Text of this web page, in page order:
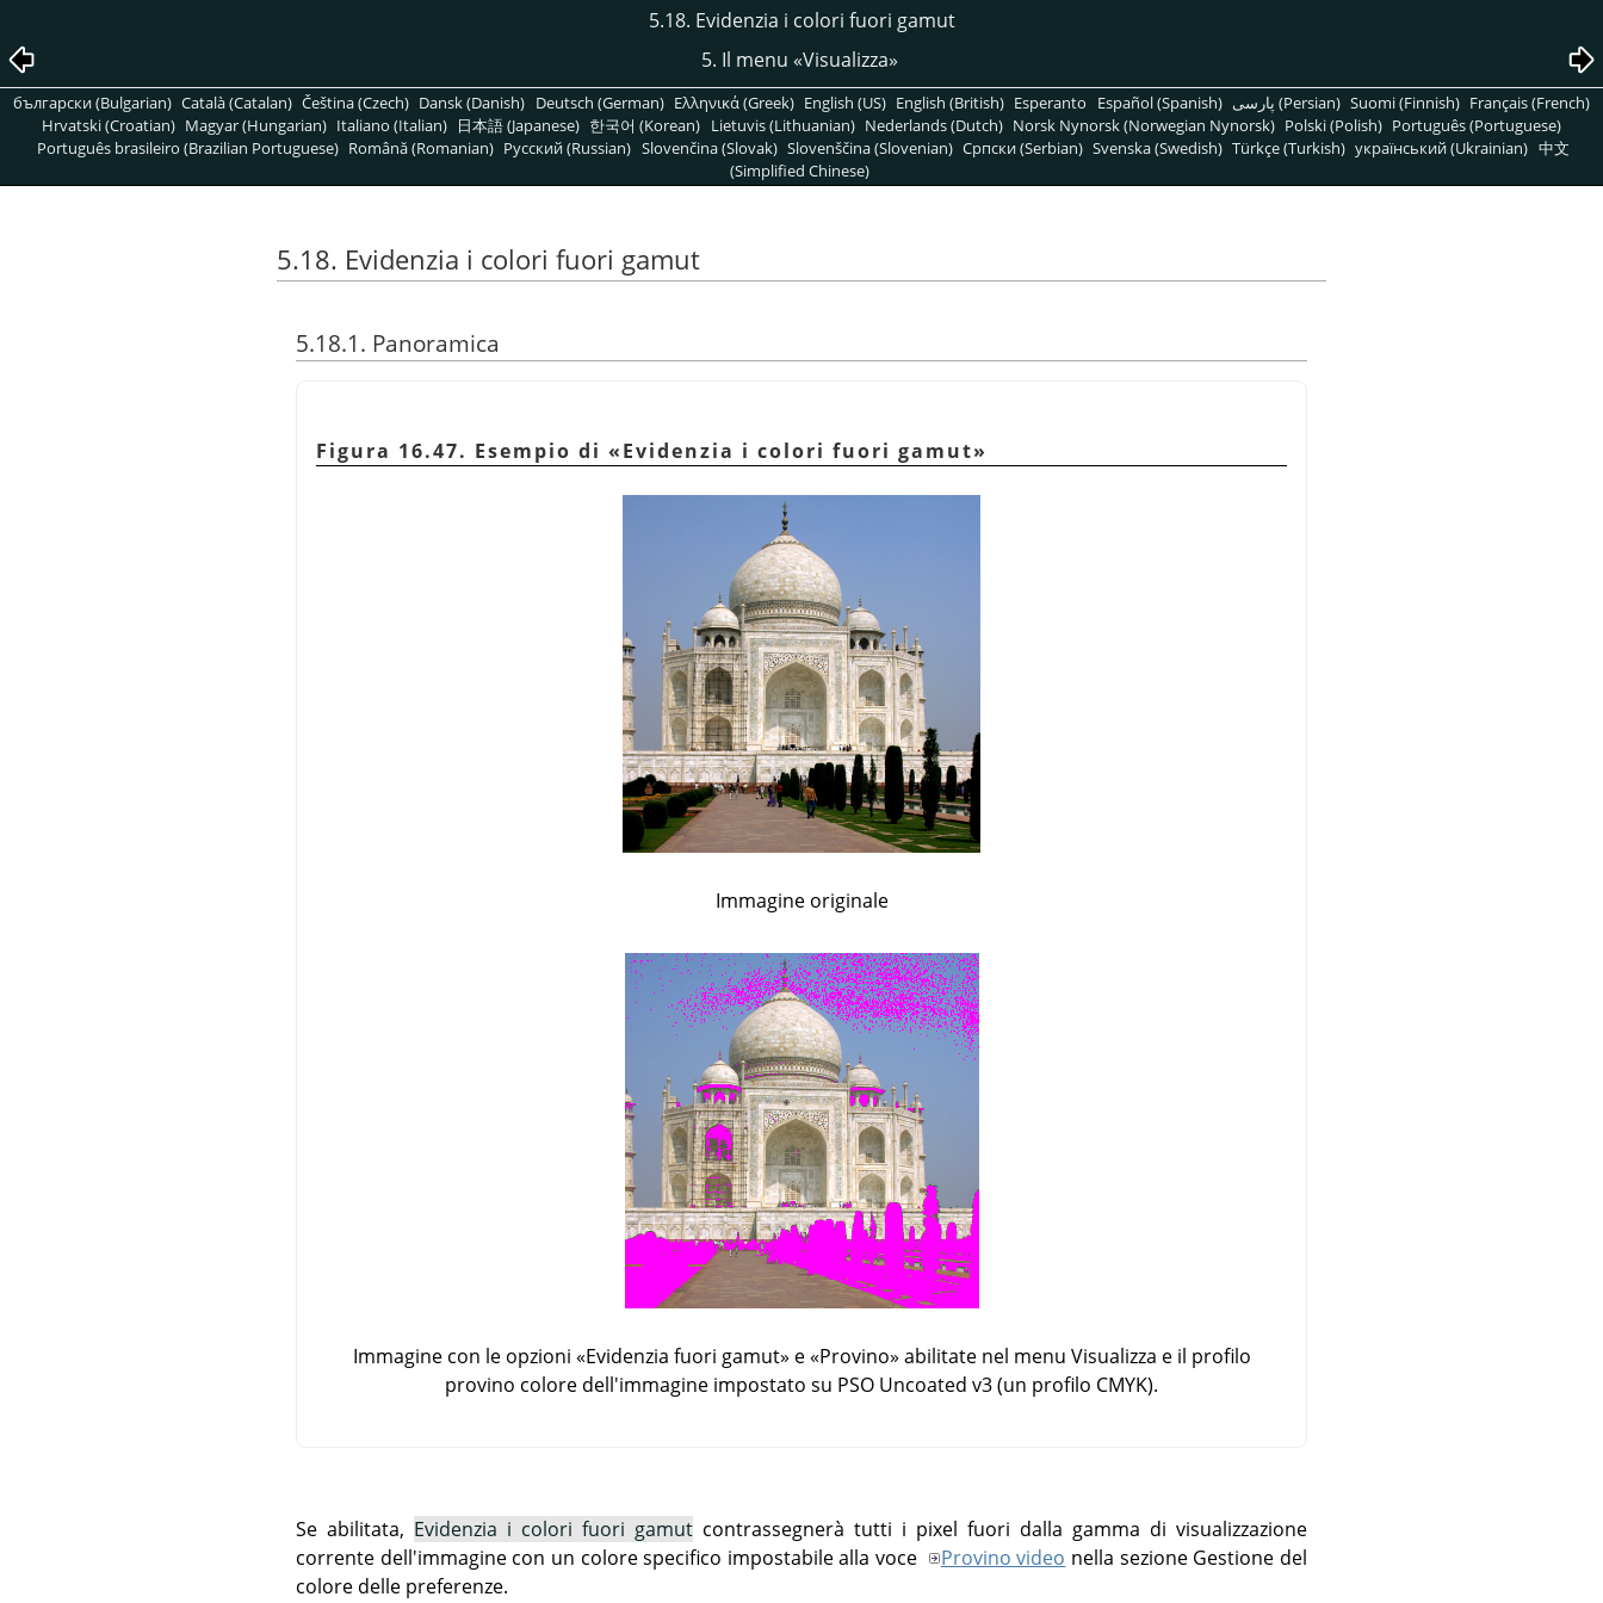
5.18. Evidenzia i colori fuori gamut
5. Il menu «Visualizza»
български (Bulgarian) Català (Catalan) Čeština (Czech) Dansk (Danish) Deutsch (German) Ελληνικά (Greek) English (US) English (British) Esperanto Español (Spanish) پارسی (Persian) Suomi (Finnish) Français (French)
Hrvatski (Croatian) Magyar (Hungarian) Italiano (Italian) 日本語 (Japanese) 한국어 (Korean) Lietuvis (Lithuanian) Nederlands (Dutch) Norsk Nynorsk (Norwegian Nynorsk) Polski (Polish) Português (Portuguese)
Português brasileiro (Brazilian Portuguese) Română (Romanian) Pусский (Russian) Slovenčina (Slovak) Slovenščina (Slovenian) Српски (Serbian) Svenska (Swedish) Türkçe (Turkish) український (Ukrainian) 中文
(Simplified Chinese)
5.18. Evidenzia i colori fuori gamut
5.18.1. Panoramica
Figura 16.47. Esempio di «Evidenzia i colori fuori gamut»
Immagine originale
Immagine con le opzioni «Evidenzia fuori gamut» e«Provino» abilitate nel menu Visualizza e il profilo
provino colore dell'immagine impostato su PSO Uncoated v3 (un profilo CMYK).
Se abilitata, Evidenzia i colori fuori gamut contrassegnerà tutti i pixel fuori dalla gamma di visualizzazione
corrente dell'immagine con un colore specifico impostabile alla voce
Provino video nella sezione Gestione del
colore delle preferenze.